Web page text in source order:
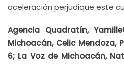
aceleración perjudique este
Agencia Quadratín,
Michoacán, Celic Mendoza,
6; La Voz de Michoacán,